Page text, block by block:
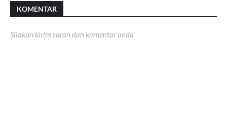
KOMENTAR
Silakan kirim saran dan komentar anda